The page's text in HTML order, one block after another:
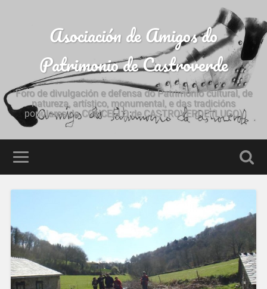
Asociación de Amigos do
Patrimonio de Castroverde
Foro de divulgación e defensa do Patrimonio cultural, de
natureza, artístico, monumental, e das tradicións
populares do CONCELLO de CASTROVERDE (LUGO)